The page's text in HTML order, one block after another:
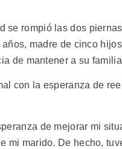
se rompió las dos
madre de cinco
de mantener a su
con la esperanza de
de mejorar mi
mi marido. De hecho,